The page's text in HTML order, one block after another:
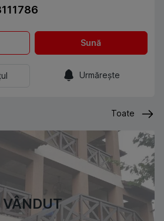
Sună
Urmărește
Toate
VÂNDUT